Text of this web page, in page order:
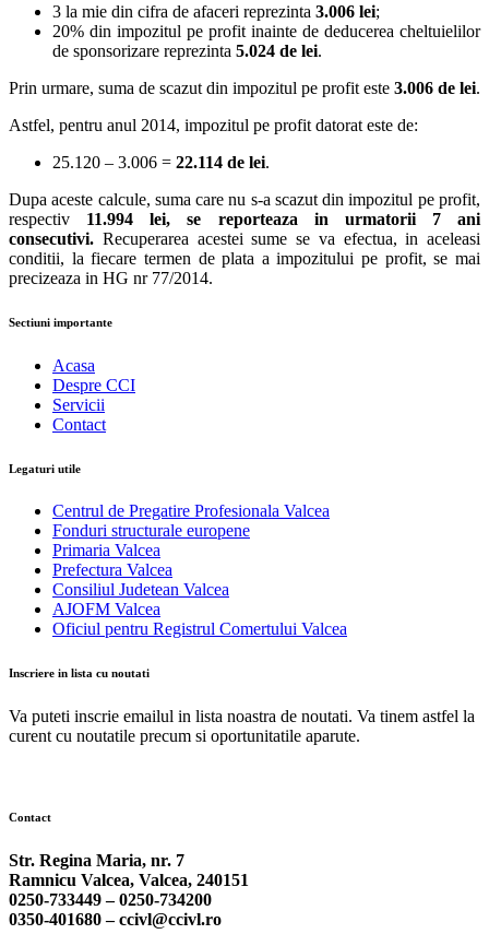
3 la mie din cifra de afaceri reprezinta 3.006 lei;
20% din impozitul pe profit inainte de deducerea cheltuielilor
de sponsorizare reprezinta 5.024 de lei.
Prin urmare, suma de scazut din impozitul pe profit este 3.006 de lei.
Astfel, pentru anul 2014, impozitul pe profit datorat este de:
25.120 – 3.006 = 22.114 de lei.
Dupa aceste calcule, suma care nu s-a scazut din impozitul pe profit,
respectiv 11.994 lei, se reporteaza in urmatorii 7 ani
consecutivi. Recuperarea acestei sume se va efectua, in aceleasi
conditii, la fiecare termen de plata a impozitului pe profit, se mai
precizeaza in HG nr 77/2014.
Sectiuni importante
Acasa
Despre CCI
Servicii
Contact
Legaturi utile
Centrul de Pregatire Profesionala Valcea
Fonduri structurale europene
Primaria Valcea
Prefectura Valcea
Consiliul Judetean Valcea
AJOFM Valcea
Oficiul pentru Registrul Comertului Valcea
Inscriere in lista cu noutati
Va puteti inscrie emailul in lista noastra de noutati. Va tinem astfel la
curent cu noutatile precum si oportunitatile aparute.
Contact
Str. Regina Maria, nr. 7
Ramnicu Valcea, Valcea, 240151
0250-733449 –0250-734200
0350-401680 –ccivl@ccivl.ro